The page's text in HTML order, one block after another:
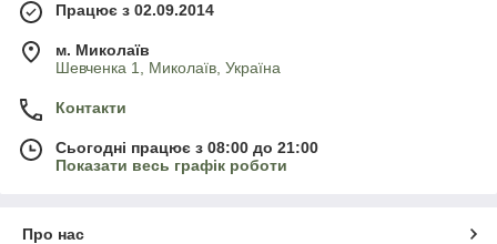
Працює з 02.09.2014
м. Миколаїв
Шевченка 1, Миколаїв, Україна
Контакти
Сьогодні працює з 08:00 до 21:00
Показати весь графік роботи
Про нас